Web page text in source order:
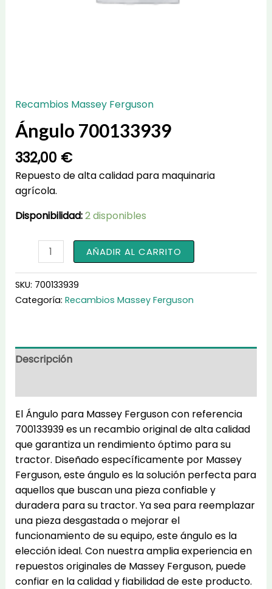
Recambios Massey Ferguson
Ángulo 700133939
332,00 €
Repuesto de alta calidad para maquinaria
agrícola.
Disponibilidad:2 disponibles
700133939
cantidad
AÑADIR AL CARRITO
SKU: 700133939
Categoría: Recambios Massey Ferguson
Descripción
El Ángulo para Massey Ferguson con referencia
700133939 es un recambio original de alta calidad
que garantiza un rendimiento óptimo para su
tractor. Diseñado específicamente por Massey
Ferguson, este ángulo es la solución perfecta para
aquellos que buscan una pieza confiable y
duradera para su tractor. Ya sea para reemplazar
una pieza desgastada o mejorar el
funcionamiento de su equipo, este ángulo es la
elección ideal. Con nuestra amplia experiencia en
repuestos originales de Massey Ferguson, puede
confiar en la calidad y fiabilidad de este producto.